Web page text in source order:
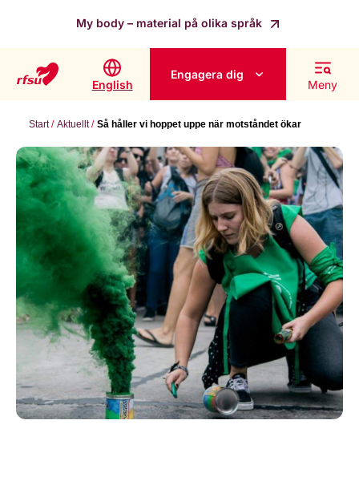
My body – material på olika språk
English
Engagera dig
Meny
Start Aktuellt Så håller vi hoppet uppe när motståndet ökar